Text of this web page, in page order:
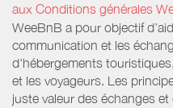
aux Conditions générales
WeeBnB a pour objectif
communication et les
d'hébergements
et les voyageurs. Les
juste valeur des échanges